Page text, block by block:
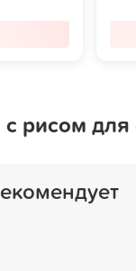
с рисом